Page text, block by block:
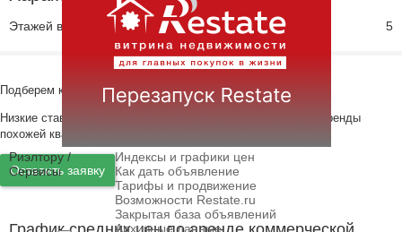
Риэлтору /
Сервисы
Индексы и графики цен
Как дать объявление
Тарифы и продвижение
Возможности Restate.ru
Закрытая база объявлений
Архивные данные
Этажей всего 5
Подберем квартиру в новостройке!
Низкие ставки по ипотеке с ежемесячным платежом ниже аренды
похожей квартиры.
Оставить заявку